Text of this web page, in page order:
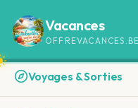
Vacances
OFFREVACANCES.BE
Voyages & Sorties